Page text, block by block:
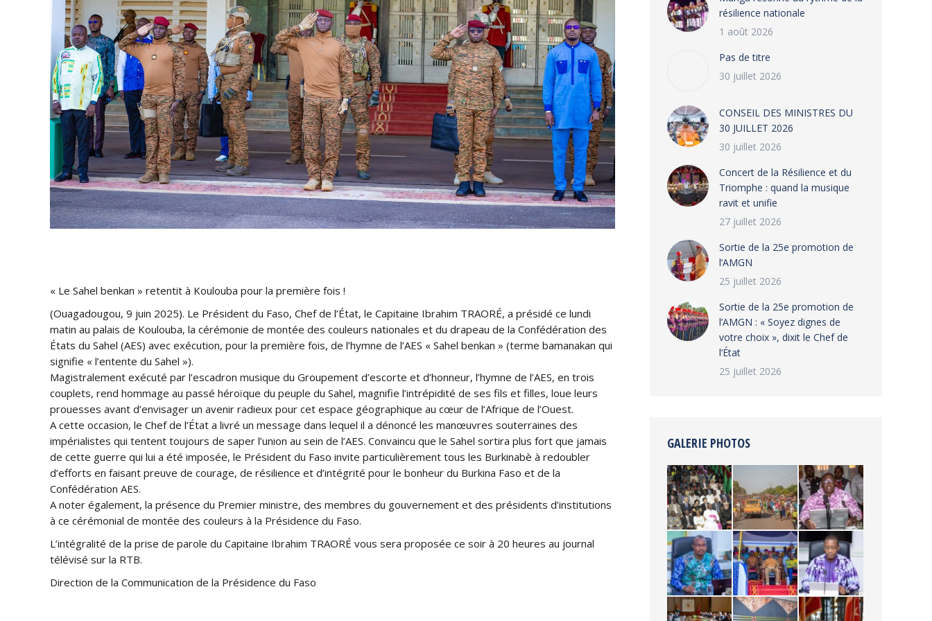
« Le Sahel benkan » retentit à Koulouba pour la première fois !
(Ouagadougou, 9 juin 2025). Le Président du Faso, Chef de l’État, le Capitaine Ibrahim TRAORÉ, a présidé ce lundi
matin au palais de Koulouba, la cérémonie de montée des couleurs nationales et du drapeau de la Confédération des
États du Sahel (AES) avec exécution, pour la première fois, de l’hymne de l’AES « Sahel benkan » (terme bamanakan qui
signifie « l’entente du Sahel »).
Magistralement exécuté par l’escadron musique du Groupement d’escorte et d’honneur, l’hymne de l’AES, en trois
couplets, rend hommage au passé héroïque du peuple du Sahel, magnifie l’intrépidité de ses fils et filles, loue leurs
prouesses avant d’envisager un avenir radieux pour cet espace géographique au cœur de l’Afrique de l’Ouest.
A cette occasion, le Chef de l’État a livré un message dans lequel il a dénoncé les manœuvres souterraines des
impérialistes qui tentent toujours de saper l’union au sein de l’AES. Convaincu que le Sahel sortira plus fort que jamais
de cette guerre qui lui a été imposée, le Président du Faso invite particulièrement tous les Burkinabè à redoubler
d’efforts en faisant preuve de courage, de résilience et d’intégrité pour le bonheur du Burkina Faso et de la
Confédération AES.
A noter également, la présence du Premier ministre, des membres du gouvernement et des présidents d’institutions
à ce cérémonial de montée des couleurs à la Présidence du Faso.
L’intégralité de la prise de parole du Capitaine Ibrahim TRAORÉ vous sera proposée ce soir à 20 heures au journal
télévisé sur la RTB.
Direction de la Communication de la Présidence du Faso
résilience nationale
1 août 2026
Pas de titre
30 juillet 2026
CONSEIL DES MINISTRES DU
30 JUILLET 2026
30 juillet 2026
‎​Concert de la Résilience et du
Triomphe : quand la musique
ravit et unifie
27 juillet 2026
‎Sortie de la 25e promotion de
l’AMGN
25 juillet 2026
‎Sortie de la 25e promotion de
l’AMGN : « Soyez dignes de
votre choix », dixit le Chef de
l’État
25 juillet 2026
GALERIE PHOTOS